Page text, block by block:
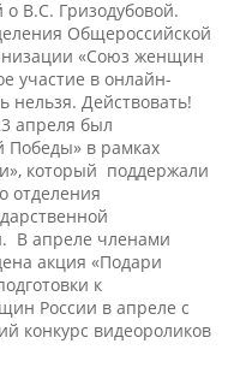
В.С. Гризодубовой.
Общероссийской
«Союз женщин
участие в онлайн-
Действовать!
апреля был
Победы» в рамках
который поддержали
отделения
В апреле членами
акция «Подари
к
России в апреле с
конкурс видеороликов